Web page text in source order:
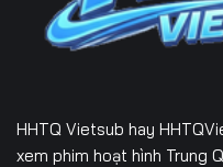
Tập 169
Tập 172
Tập 178
HHTQ Vietsub hay
xem phim hoạt hình Trung